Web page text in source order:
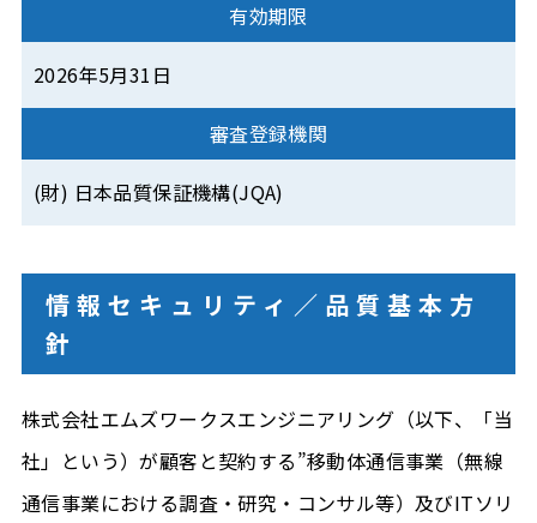
有効期限
2026年5月31日
審査登録機関
(財) 日本品質保証機構(JQA)
情報セキュリティ／品質基本方
針
株式会社エムズワークスエンジニアリング（以下、「当
社」という）が顧客と契約する”移動体通信事業（無線
通信事業における調査・研究・コンサル等）及びITソリ